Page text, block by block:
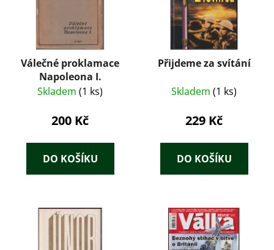
Válečné proklamace
Napoleona I.
Skladem (1 ks)
200 Kč
DO KOŠÍKU
Přijdeme za svítání
Skladem (1 ks)
229 Kč
DO KOŠÍKU